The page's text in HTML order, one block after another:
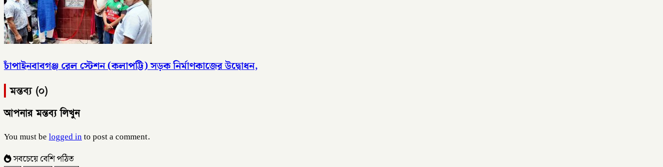
চাঁপাইনবাবগঞ্জ রেল স্টেশন (কলাপট্টি) সড়ক নির্মাণকাজের উদ্বোধন,
মন্তব্য (০)
আপনার মন্তব্য লিখুন
You must belogged into post a comment.
সবচেয়ে বেশি পঠিত